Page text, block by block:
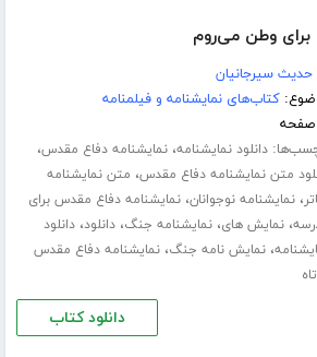
برای وطن می‌روم
حدیث سیرجانیان
کتاب‌های نمایشنامه و فیلمنامه
دانلود نمایشنامه،نمایشنامه دفاع مقدس،
متن نمایشنامه دفاع مقدس، متن نمایشنامه
،نمایشنامه نوجوانان،نمایشنامه دفاع مقدس برای
،نمایش های،نمایشنامه جنگ،دانلود،دانلود
،نمایش نامه جنگ،نمایشنامه دفاع مقدس
دانلود کتاب